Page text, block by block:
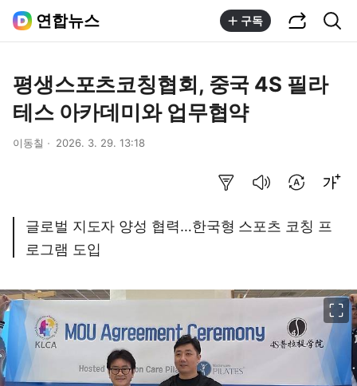
연합뉴스 구독
평생스포츠코칭협회, 중국 4S 필라
테스 아카데미와 업무협약
이동칠 2026. 3. 29. 13:18
글로벌 지도자 양성 협력…한국형 스포츠 코칭 프
로그램 도입